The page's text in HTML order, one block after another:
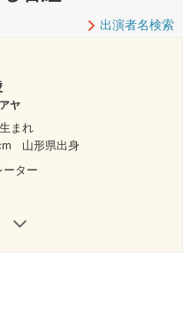
出演者名検索
ヤ
まれ
山形県出身
ーター